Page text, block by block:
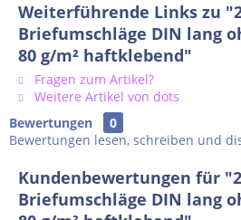
Weiterführende Links zu
Briefumschläge DIN lang
80 g/m² haftklebend"
Fragen zum Artikel?
Weitere Artikel von dots
Bewertungen
0
Bewertungen lesen, schreiben und
Kundenbewertungen für
Briefumschläge DIN lang